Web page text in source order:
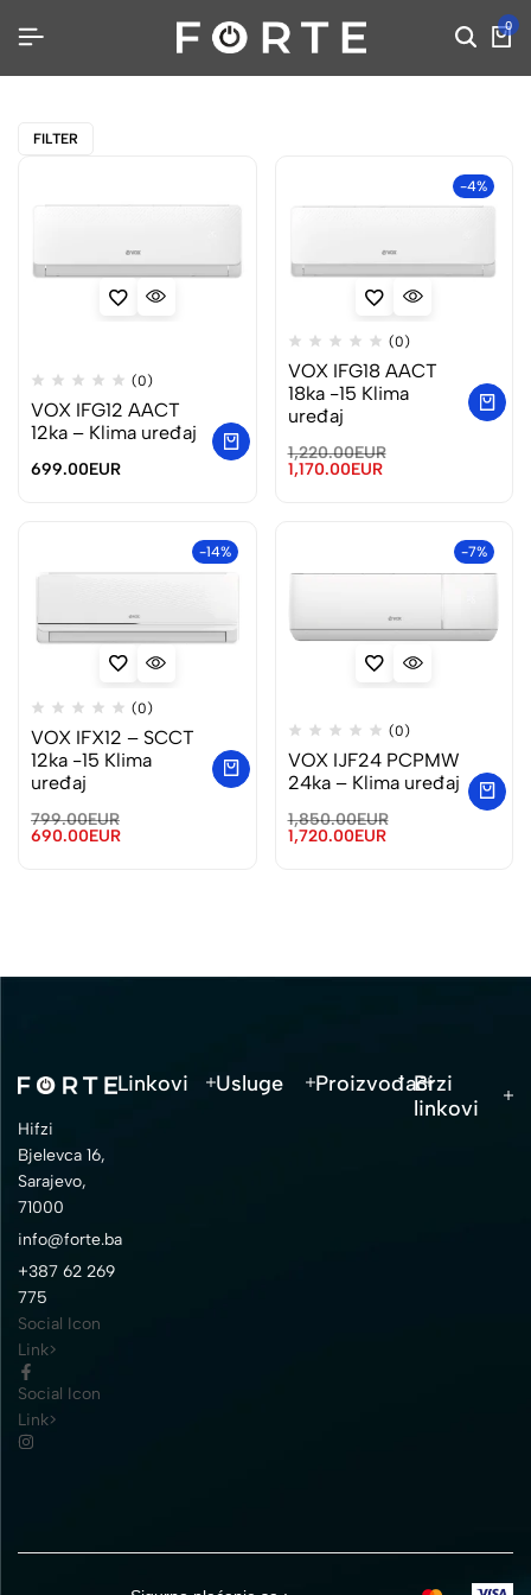
0
FILTER
(0)
VOX IFG12 AACT
12ka – Klima uređaj
699.00EUR
-4%
(0)
VOX IFG18 AACT
18ka -15 Klima
uređaj
1,220.00EUR
1,170.00EUR
-14%
(0)
VOX IFX12 – SCCT
12ka -15 Klima
uređaj
799.00EUR
690.00EUR
-7%
(0)
VOX IJF24 PCPMW
24ka – Klima uređaj
1,850.00EUR
1,720.00EUR
Hifzi
Bjelevca 16,
Sarajevo,
71000
info@forte.ba
+387 62 269
775
Social Icon
Link>
Social Icon
Link>
Linkovi Usluge ProizvođačiBrzi
linkovi